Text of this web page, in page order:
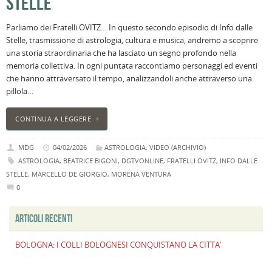
Parliamo dei Fratelli OVITZ… In questo secondo episodio di Info dalle
Stelle, trasmissione di astrologia, cultura e musica, andremo a scoprire
una storia straordinaria che ha lasciato un segno profondo nella
memoria collettiva. In ogni puntata raccontiamo personaggi ed eventi
che hanno attraversato il tempo, analizzandoli anche attraverso una
pillola…
CONTINUA A LEGGERE
MDG 04/02/2026 ASTROLOGIA, VIDEO (ARCHIVIO)
ASTROLOGIA, BEATRICE BIGONI, DGTVONLINE, FRATELLI OVITZ, INFO DALLE
STELLE, MARCELLO DE GIORGIO, MORENA VENTURA
0
ARTICOLI RECENTI
BOLOGNA: I COLLI BOLOGNESI CONQUISTANO LA CITTA’